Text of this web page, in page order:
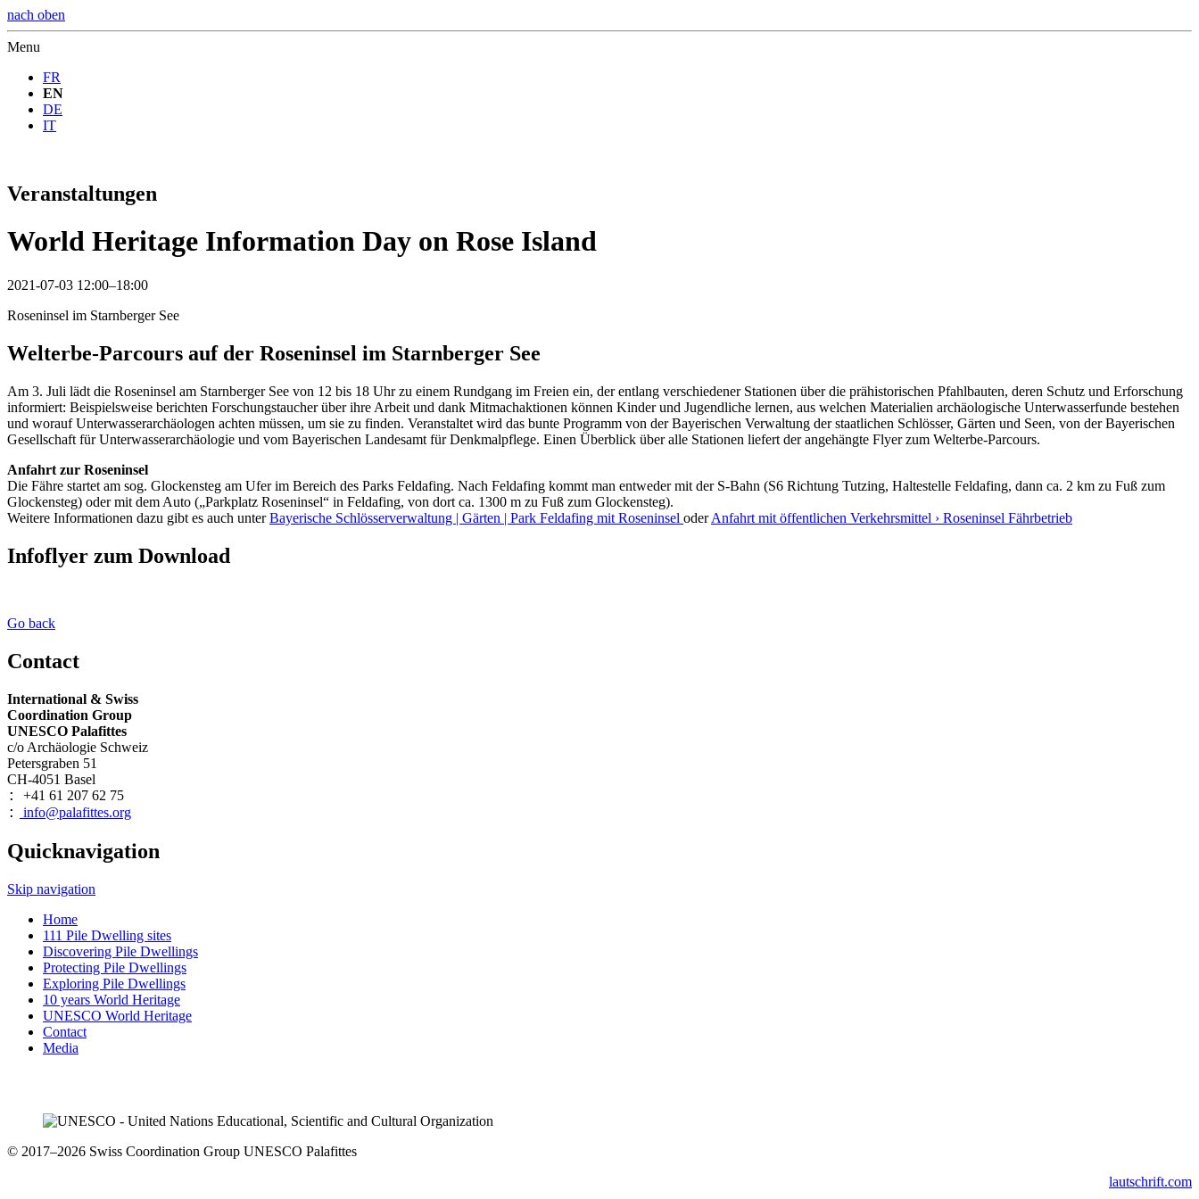
nach oben
Menu
FR
EN
DE
IT
Veranstaltungen
World Heritage Information Day on Rose Island
2021-07-03 12:00–18:00
Roseninsel im Starnberger See
Welterbe-Parcours auf der Roseninsel im Starnberger See
Am 3. Juli lädt die Roseninsel am Starnberger See von 12 bis 18 Uhr zu einem Rundgang im Freien ein, der entlang verschiedener Stationen über die prähistorischen Pfahlbauten, deren Schutz und Erforschung
informiert: Beispielsweise berichten Forschungstaucher über ihre Arbeit und dank Mitmachaktionen können Kinder und Jugendliche lernen, aus welchen Materialien archäologische Unterwasserfunde bestehen
und worauf Unterwasserarchäologen achten müssen, um sie zu finden. Veranstaltet wird das bunte Programm von der Bayerischen Verwaltung der staatlichen Schlösser, Gärten und Seen, von der Bayerischen
Gesellschaft für Unterwasserarchäologie und vom Bayerischen Landesamt für Denkmalpflege. Einen Überblick über alle Stationen liefert der angehängte Flyer zum Welterbe-Parcours.
Anfahrt zur Roseninsel
Die Fähre startet am sog. Glockensteg am Ufer im Bereich des Parks Feldafing. Nach Feldafing kommt man entweder mit der S-Bahn (S6 Richtung Tutzing, Haltestelle Feldafing, dann ca. 2 km zu Fuß zum
Glockensteg) oder mit dem Auto („Parkplatz Roseninsel“ in Feldafing, von dort ca. 1300 m zu Fuß zum Glockensteg).
Weitere Informationen dazu gibt es auch unterBayerische Schlösserverwaltung | Gärten | Park Feldafing mit Roseninsel oderAnfahrt mit öffentlichen Verkehrsmittel › Roseninsel Fährbetrieb
Infoflyer zum Download
Go back
Contact
International & Swiss
Coordination Group
UNESCO Palafittes
c/o Archäologie Schweiz
Petersgraben 51
CH-4051 Basel
: +41 61 207 62 75
: info@palafittes.org
Quicknavigation
Skip navigation
Home
111 Pile Dwelling sites
Discovering Pile Dwellings
Protecting Pile Dwellings
Exploring Pile Dwellings
10 years World Heritage
UNESCO World Heritage
Contact
Media
© 2017–2026 Swiss Coordination Group UNESCO Palafittes
lautschrift.com